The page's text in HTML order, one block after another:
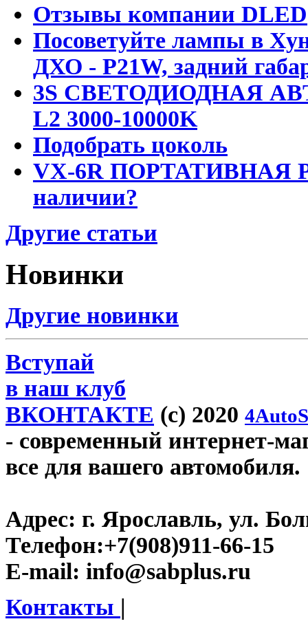
Отзывы компании DLED
Посоветуйте лампы в
ДХО - P21W, задний
3S СВЕТОДИОДНАЯ
L2 3000-10000K
Подобрать цоколь
VX-6R ПОРТАТИВНАЯ
наличии?
Другие статьи
Новинки
Другие новинки
Вступай
в наш клуб
ВКОНТАКТЕ (c) 2020
- современный интернет-
все для вашего автомобиля.
Адрес: г. Ярославль, ул.
Телефон:+7(908)911-66-15
E-mail: info@sabplus.ru
Контакты |